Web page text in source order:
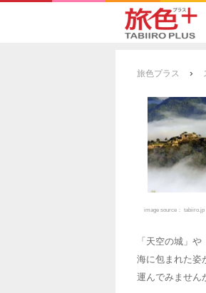
旅色プラス ›
image source： tabiiro.jp
「天空の城」
海に包まれた姿
運んでみません